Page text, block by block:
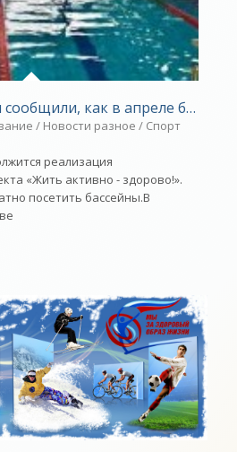
как в апреле
/ Новости разное / Спорт
реализация
«Жить активно - здорово!».
посетить бассейны.В